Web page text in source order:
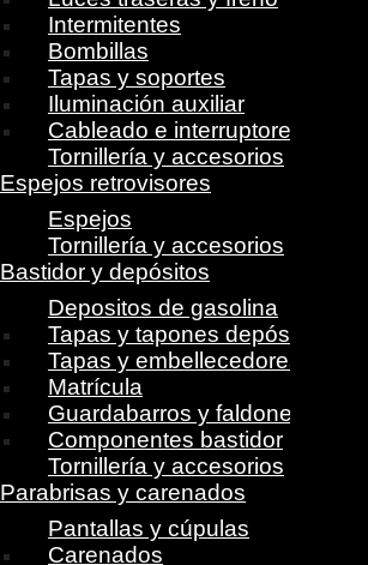
Intermitentes
Bombillas
Tapas y soportes
Iluminación auxiliar
Cableado e interruptores
Tornillería y accesorios
Espejos retrovisores
Espejos
Tornillería y accesorios
Bastidor y depósitos
Depositos de gasolina
Tapas y tapones depósito
Tapas y embellecedores
Matrícula
Guardabarros y faldones
Componentes bastidor
Tornillería y accesorios
Parabrisas y carenados
Pantallas y cúpulas
Carenados